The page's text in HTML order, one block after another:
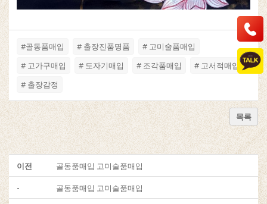
#골동품매입 # 출장진품명품
# 고미술품매입
# 고가구매입
# 도자기매입 # 조각품매입
# 고서적매입
# 출장감정
목록
이전 골동품매입 고미술품매입
- 골동품매입 고미술품매입